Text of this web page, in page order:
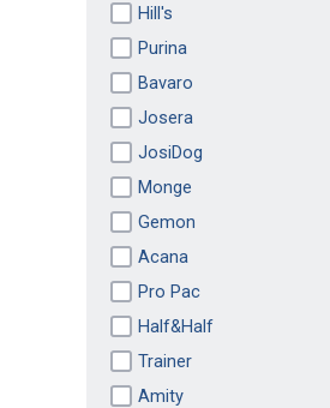
Hill's
Purina
Bavaro
Josera
JosiDog
Monge
Gemon
Acana
Pro Pac
Half&Half
Trainer
Amity